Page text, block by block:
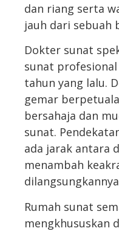
dan riang serta
jauh dari sebuah
Dokter sunat
sunat
tahun yang lalu.
gemar
bersahaja dan
sunat.
ada jarak antara
menambah
Rumah sunat
mengkhususkan